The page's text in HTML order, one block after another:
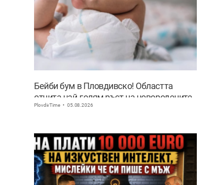
Бейби бум в Пловдивско! Областта
отчита най-голям ръст на новородените
извън София
PlovdivTime 05.08.2026